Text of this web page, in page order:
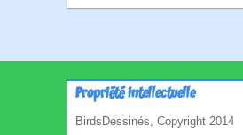
Propriété intellectuelle
BirdsDessinés, Copyright 2014